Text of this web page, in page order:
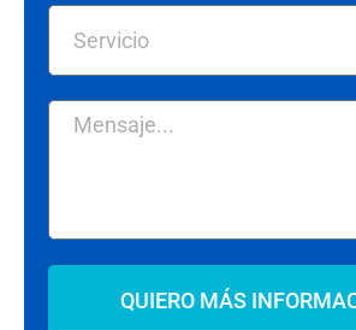
Mensaje...
QUIERO MÁS